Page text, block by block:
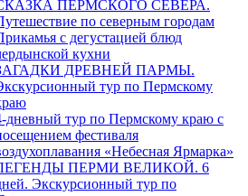
ПЕРМСКОГО СЕВЕРА.
по северным городам
с дегустацией блюд
кухни
ДРЕВНЕЙ ПАРМЫ.
тур по Пермскому
дневный тур по Пермскому краю с
фестиваля
«Небесная Ярмарка»
ПЕРМИ ВЕЛИКОЙ. 6
Экскурсионный тур по